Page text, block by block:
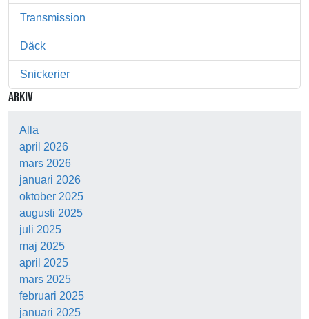
Transmission
Däck
Snickerier
ARKIV
Alla
april 2026
mars 2026
januari 2026
oktober 2025
augusti 2025
juli 2025
maj 2025
april 2025
mars 2025
februari 2025
januari 2025